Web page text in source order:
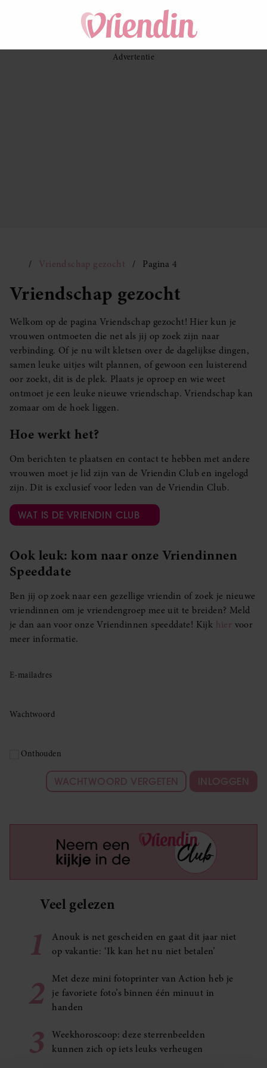
Vriendschap gezocht Pagina 4
Vriendschap gezocht
Welkom op de pagina Vriendschap gezocht! Hier kun je
vrouwen ontmoeten die net als jij op zoek zijn naar
verbinding. Of je nu wilt kletsen over de dagelijkse dingen,
samen leuke uitjes wilt plannen, of gewoon een luisterend
oor zoekt, dit is de plek. Plaats je oproep en wie weet
ontmoet je een leuke nieuwe vriendschap. Vriendschap kan
zomaar om de hoek liggen.
Hoe werkt het?
Om berichten te plaatsen en contact te hebben met andere
vrouwen moet je lid zijn van de Vriendin Club en ingelogd
zijn. Dit is exclusief voor leden van de Vriendin Club.
WAT IS DE VRIENDIN CLUB
Ook leuk: kom naar onze Vriendinnen
Speeddate
Ben jij op zoek naar een gezellige vriendin of zoek je nieuwe
vriendinnen om je vriendengroep mee uit te breiden? Meld
je dan aan voor onze Vriendinnen speeddate! Kijk hier voor
meer informatie.
E-mailadres
Wachtwoord
Onthouden
WACHTWOORD VERGETEN INLOGGEN
Veel gelezen
1
Anouk is net gescheiden en gaat dit jaar niet
op vakantie: ‘Ik kan het nu niet betalen’
2
Met deze mini fotoprinter van Action heb je
je favoriete foto’s binnen één minuut in
handen
3
Weekhoroscoop: deze sterrenbeelden
kunnen zich op iets leuks verheugen